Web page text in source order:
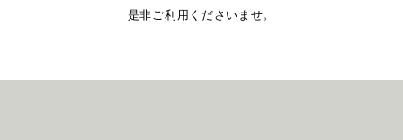
是非ご利用くださいませ。